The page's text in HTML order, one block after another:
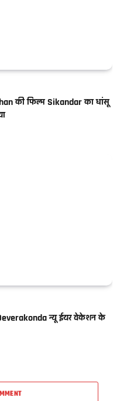
की फिल्म Sikandar का धांसू
न्यू ईयर वेकेशन के